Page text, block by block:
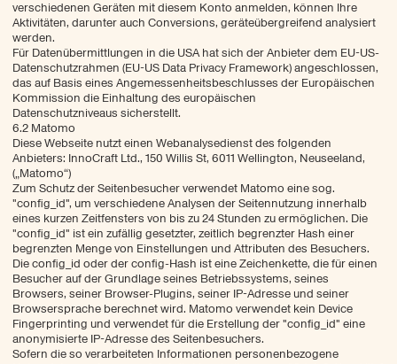
Unsere Philosophie
Nachhaltig ausgewählt
Trendradar
Für Retail Kunden
Unser Sortiment
Kataloge
Für B2B Kunden
Unsere Werbeprodukte
DenkZettel® Konfigurator
Anfrage Kontakt
DE EN
verschiedenen Geräten mit diesem Konto anmelden, können Ihre
Aktivitäten, darunter auch Conversions, geräteübergreifend analysiert
werden.
Für Datenübermittlungen in die USA hat sich der Anbieter dem EU-US-
Datenschutzrahmen (EU-US Data Privacy Framework) angeschlossen,
das auf Basis eines Angemessenheitsbeschlusses der Europäischen
Kommission die Einhaltung des europäischen
Datenschutzniveaus sicherstellt.
6.2 Matomo
Diese Webseite nutzt einen Webanalysedienst des folgenden
Anbieters: InnoCraft Ltd., 150 Willis St, 6011 Wellington, Neuseeland,
(„Matomo“)
Zum Schutz der Seitenbesucher verwendet Matomo eine sog.
"config_id", um verschiedene Analysen der Seitennutzung innerhalb
eines kurzen Zeitfensters von bis zu 24 Stunden zu ermöglichen. Die
"config_id" ist ein zufällig gesetzter, zeitlich begrenzter Hash einer
begrenzten Menge von Einstellungen und Attributen des Besuchers.
Die config_id oder der config-Hash ist eine Zeichenkette, die für einen
Besucher auf der Grundlage seines Betriebssystems, seines
Browsers, seiner Browser-Plugins, seiner IP-Adresse und seiner
Browsersprache berechnet wird. Matomo verwendet kein Device
Fingerprinting und verwendet für die Erstellung der "config_id" eine
anonymisierte IP-Adresse des Seitenbesuchers.
Sofern die so verarbeiteten Informationen personenbezogene